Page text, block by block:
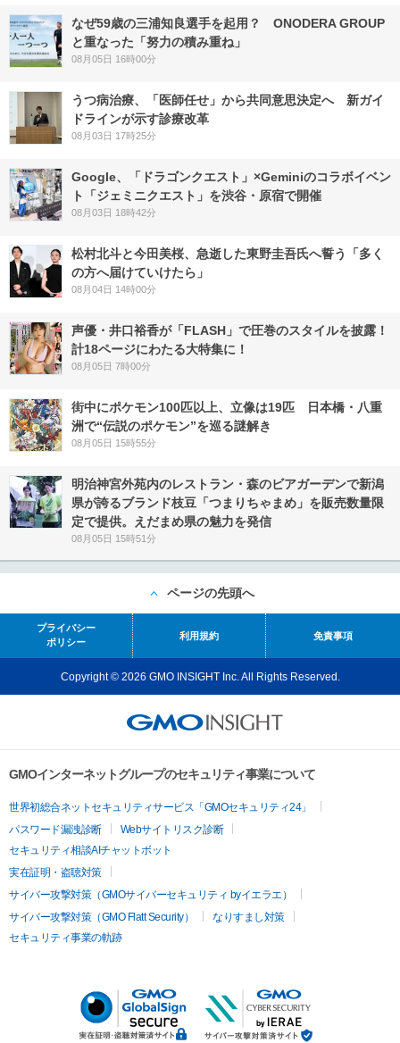
なぜ59歳の三浦知良選手を起用？ ONODERA GROUP
と重なった「努力の積み重ね」
08月05日 16時00分
うつ病治療、「医師任せ」から共同意思決定へ 新ガイ
ドラインが示す診療改革
08月03日 17時25分
Google、「ドラゴンクエスト」×Geminiのコラボイベン
ト「ジェミニクエスト」を渋谷・原宿で開催
08月03日 18時42分
松村北斗と今田美桜、急逝した東野圭吾氏へ誓う「多く
の方へ届けていけたら」
08月04日 14時00分
声優・井口裕香が「FLASH」で圧巻のスタイルを披露！
計18ページにわたる大特集に！
08月05日 7時00分
街中にポケモン100匹以上、立像は19匹 日本橋・八重
洲で“伝説のポケモン”を巡る謎解き
08月05日 15時55分
明治神宮外苑内のレストラン・森のビアガーデンで新潟
県が誇るブランド枝豆「つまりちゃまめ」を販売数量限
定で提供。えだまめ県の魅力を発信
08月05日 15時51分
ページの先頭へ
プライバシー
ポリシー
利用規約 免責事項
Copyright © 2026 GMO INSIGHT Inc. All Rights Reserved.
GMOインターネットグループのセキュリティ事業について
世界初総合ネットセキュリティサービス「GMOセキュリティ24」
パスワード漏洩診断
Webサイトリスク診断
セキュリティ相談AIチャットボット
実在証明・盗聴対策
サイバー攻撃対策（GMOサイバーセキュリティ byイエラエ）
サイバー攻撃対策（GMO Flatt Security）
なりすまし対策
セキュリティ事業の軌跡